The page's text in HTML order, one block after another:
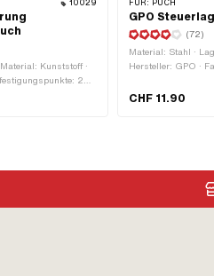
10029
Kunststoff ·
2
mm ·
FÜR: PUCH
GPO
(72)
Material: Stahl ·
Hersteller: GPO ·
Aufnahme Rahmen:
CHF 11.90